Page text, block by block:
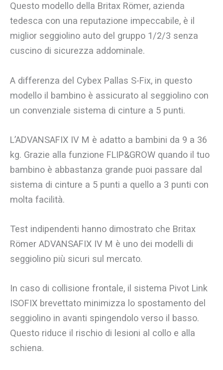
Questo modello della Britax Römer, azienda
tedesca con una reputazione impeccabile, è il
miglior seggiolino auto del gruppo 1/2/3 senza
cuscino di sicurezza addominale.
A differenza del Cybex Pallas S-Fix, in questo
modello il bambino è assicurato al seggiolino con
un convenziale sistema di cinture a 5 punti.
L’ADVANSAFIX IV M è adatto a bambini da 9 a 36
kg. Grazie alla funzione FLIP&GROW quando il tuo
bambino è abbastanza grande puoi passare dal
sistema di cinture a 5 punti a quello a 3 punti con
molta facilità.
Test indipendenti hanno dimostrato che Britax
Römer ADVANSAFIX IV M è uno dei modelli di
seggiolino più sicuri sul mercato.
In caso di collisione frontale, il sistema Pivot Link
ISOFIX brevettato minimizza lo spostamento del
seggiolino in avanti spingendolo verso il basso.
Questo riduce il rischio di lesioni al collo e alla
schiena.